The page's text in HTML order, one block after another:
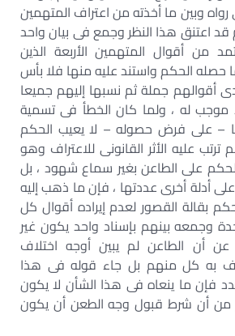
رواه وبين ما أخذته من اعتراف المتهمين
قد اعتنق هذا النظر وجمع فى بيان واحد
من أقوال المتهمين الأربعة الذين
حصله الحكم واستند عليه منها فلا بأس
أقوالهم جملة ثم نسبها إليهم جميعا
لا موجب له ، ولما كان الخطأ فى تسمية
– على فرض حصوله – لا يعيب الحكم
عليه الأثر القانونى للاعتراف وهو
على الطاعن بغير سماع شهود ، بل
أدلة أخرى عددتها ، فإن ما ذهب إليه
بقالة القصور لعدم إيراده أقوال كل
وجمعه بينهم بإسناد واحد يكون غير
أن الطاعن لم يبين أوجه اختلاف
به كل منهم بل جاء قوله فى هذا
فإن ما ينعاه فى هذا الشأن لا يكون
من أن شرط قبول وجه الطعن أن يكون